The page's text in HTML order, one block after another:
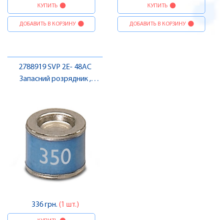
КУПИТЬ
ДОБАВИТЬ В КОРЗИНУ
КУПИТЬ
ДОБАВИТЬ В КОРЗИНУ
2788919 SVP 2E- 48AC
Запасний розрядник ,
336 грн. (1 шт.)